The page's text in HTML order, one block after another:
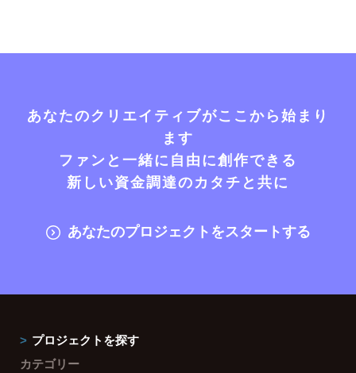
あなたのクリエイティブがここから始まり
ます
ファンと一緒に自由に創作できる
新しい資金調達のカタチと共に
あなたのプロジェクトをスタートする
プロジェクトを探す
カテゴリー